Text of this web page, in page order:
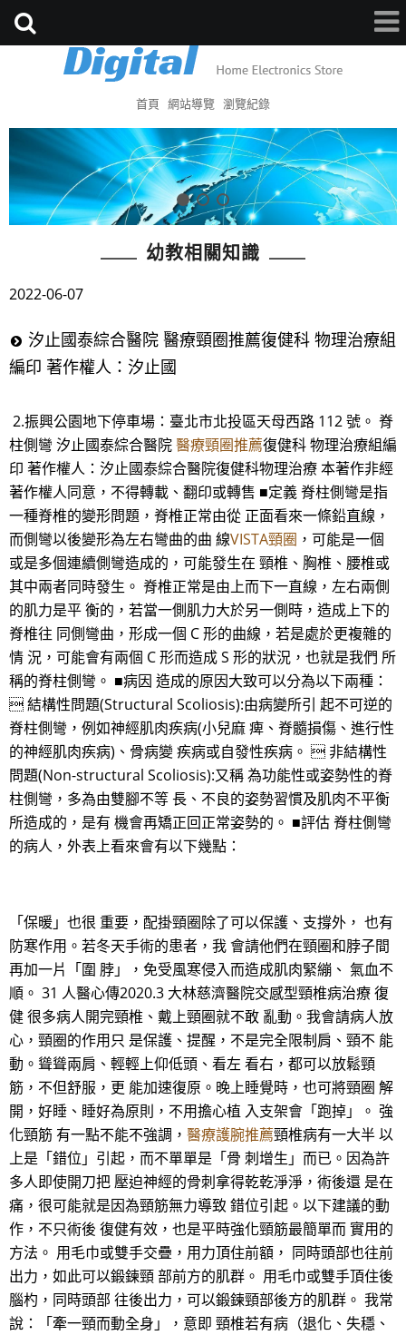
首頁 網站導覽 瀏覽紀錄
幼教相關知識
2022-06-07
汐止國泰綜合醫院 醫療頸圈推薦復健科 物理治療組
編印 著作權人：汐止國
2.振興公園地下停車場：臺北市北投區天母西路 112 號。 脊
柱側彎 汐止國泰綜合醫院醫療頸圈推薦復健科 物理治療組編
印 著作權人：汐止國泰綜合醫院復健科物理治療 本著作非經
著作權人同意，不得轉載、翻印或轉售 ■定義 脊柱側彎是指
一種脊椎的變形問題，脊椎正常由從 正面看來一條鉛直線，
而側彎以後變形為左右彎曲的曲 線VISTA頸圈 ，可能是一個
或是多個連續側彎造成的，可能發生在 頸椎、胸椎、腰椎或
其中兩者同時發生。 脊椎正常是由上而下一直線，左右兩側
的肌力是平 衡的，若當一側肌力大於另一側時，造成上下的
脊椎往 同側彎曲，形成一個 C 形的曲線，若是處於更複雜的
情 況，可能會有兩個 C 形而造成 S 形的狀況，也就是我們 所
稱的脊柱側彎。 ■病因 造成的原因大致可以分為以下兩種：
 結構性問題(Structural Scoliosis):由病變所引 起不可逆的
脊柱側彎，例如神經肌肉疾病(小兒麻 痺、脊髓損傷、進行性
的神經肌肉疾病)、骨病變 疾病或自發性疾病。  非結構性
問題(Non-structural Scoliosis):又稱 為功能性或姿勢性的脊
柱側彎，多為由雙腳不等 長、不良的姿勢習慣及肌肉不平衡
所造成的，是有 機會再矯正回正常姿勢的。 ■評估 脊柱側彎
的病人，外表上看來會有以下幾點：
「保暖」也很 重要，配掛頸圈除了可以保護、支撐外， 也有
防寒作用。若冬天手術的患者，我 會請他們在頸圈和脖子間
再加一片「圍 脖」，免受風寒侵入而造成肌肉緊繃、 氣血不
順。 31 人醫心傳2020.3 大林慈濟醫院交感型頸椎病治療 復
健 很多病人開完頸椎、戴上頸圈就不敢 亂動。我會請病人放
心，頸圈的作用只 是保護、提醒，不是完全限制肩、頸不 能
動。聳聳兩肩、輕輕上仰低頭、看左 看右，都可以放鬆頸
筋，不但舒服，更 能加速復原。晚上睡覺時，也可將頸圈 解
開，好睡、睡好為原則，不用擔心植 入支架會「跑掉」。 強
化頸筋 有一點不能不強調， 醫療護腕推薦頸椎病有一大半 以
上是「錯位」引起，而不單單是「骨 刺增生」而已。因為許
多人即使開刀把 壓迫神經的骨刺拿得乾乾淨淨，術後還 是在
痛，很可能就是因為頸筋無力導致 錯位引起。以下建議的動
作，不只術後 復健有效，也是平時強化頸筋最簡單而 實用的
方法。 用毛巾或雙手交疊，用力頂住前額， 同時頭部也往前
出力，如此可以鍛鍊頸 部前方的肌群。 用毛巾或雙手頂住後
腦杓，同時頭部 往後出力，可以鍛鍊頸部後方的肌群。 我常
說：「牽一頸而動全身」，意即 頸椎若有病（退化、失穩、